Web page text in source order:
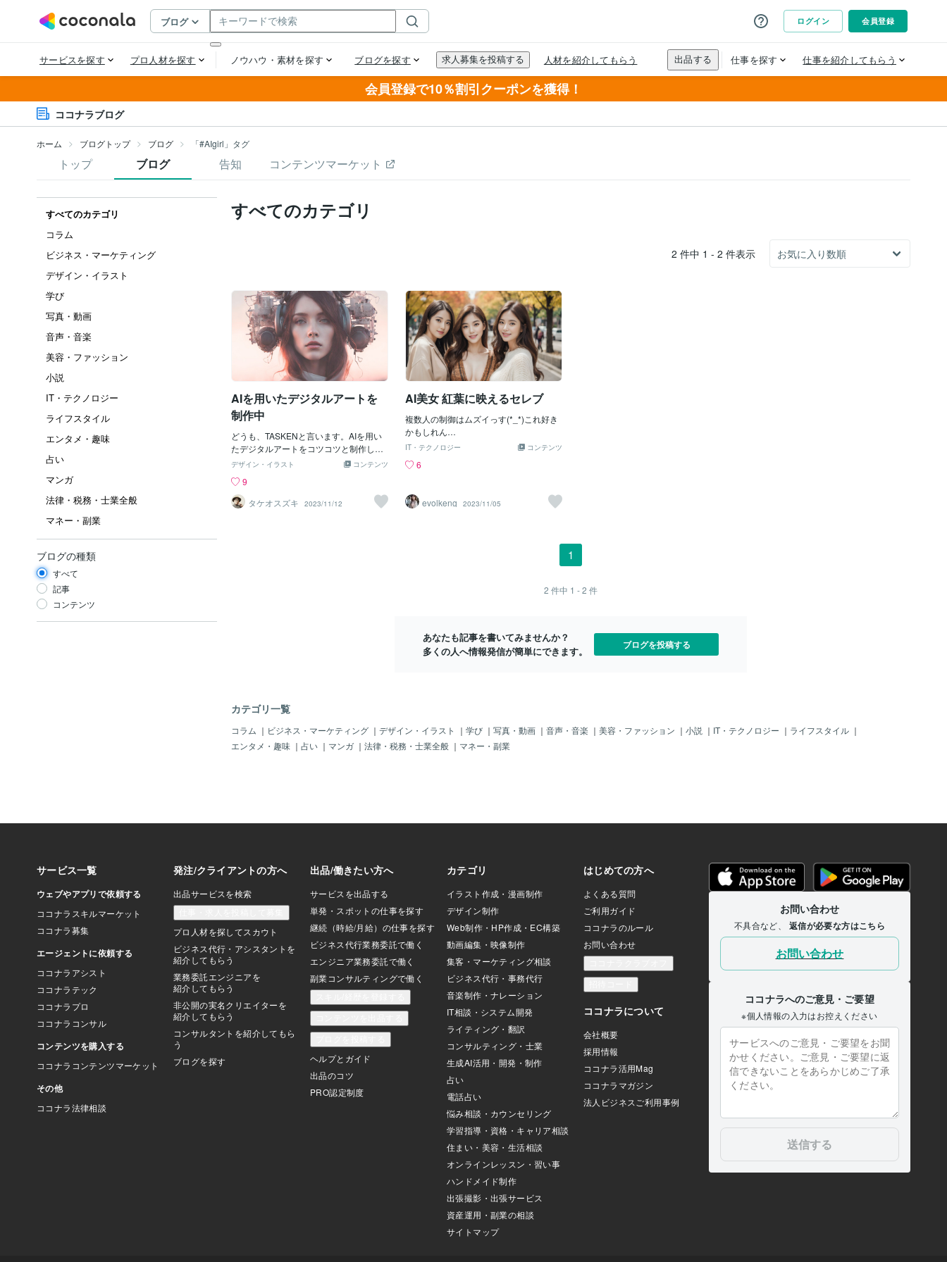
会員登録で10％割引クーポンを獲得！
ココナラブログ
ホーム ブログトップ ブログ 「#AIgirl」タグ
トップ ブログ 告知 コンテンツマーケット
すべてのカテゴリ
コラム
ビジネス・マーケティング
デザイン・イラスト
学び
写真・動画
音声・音楽
美容・ファッション
小説
IT・テクノロジー
ライフスタイル
エンタメ・趣味
占い
マンガ
法律・税務・士業全般
マネー・副業
ブログの種類
すべて
記事
コンテンツ
すべてのカテゴリ
2 件中 1 - 2 件表示
AIを用いたデジタルアートを
制作中
どうも、TASKENと言います。AIを用い
たデジタルアートをコツコツと制作して
おり、個人ブログ、SNSなどで発表して
開してみました。「Ambient Girl」という
シリーズでリアルなイラストとペンタッ
チのイラストになります。
コンテンツ
デザイン・イラスト
9
タケオスズキ
2023/11/12
AI美女 紅葉に映えるセレブ
複数人の制御はムズイっす(*_*)これ好き
かもしれん…
コンテンツ
IT・テクノロジー
6
evolkeng 2023/11/05
1
2 件中 1 - 2 件
あなたも記事を書いてみませんか？
多くの人へ情報発信が簡単にできます。
ブログを投稿する
カテゴリ一覧
コラム ｜ ビジネス・マーケティング ｜ デザイン・イラスト ｜ 学び ｜ 写真・動画 ｜ 音声・音楽 ｜ 美容・ファッション ｜ 小説 ｜ IT・テクノロジー ｜ ライフスタイル ｜
エンタメ・趣味 ｜ 占い ｜ マンガ ｜ 法律・税務・士業全般 ｜ マネー・副業